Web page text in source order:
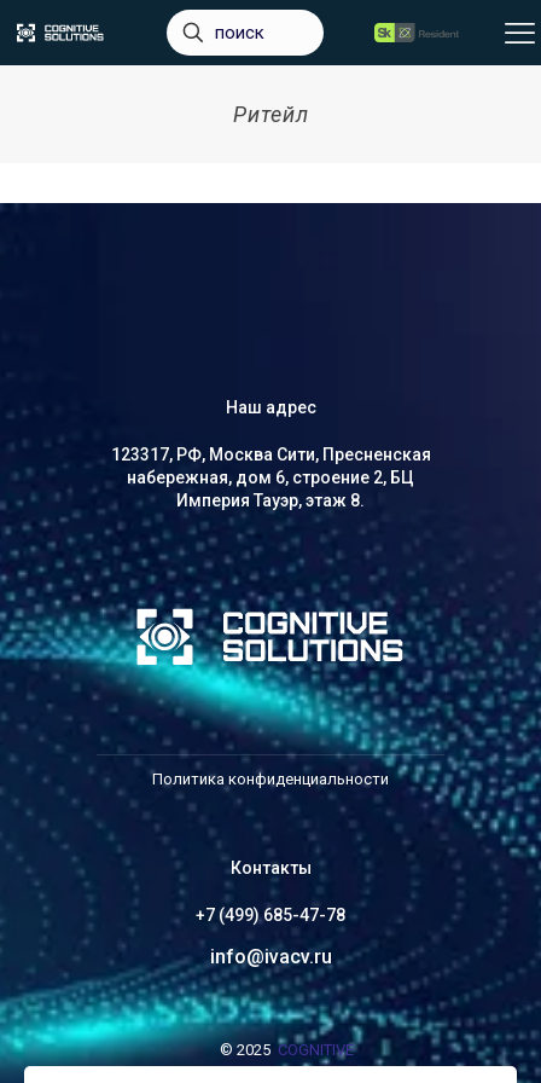
Ритейл
Наш адрес
123317, РФ, Москва Сити, Пресненская
набережная, дом 6, строение 2, БЦ
Империя Тауэр, этаж 8.
Политика конфиденциальности
Контакты
+7 (499) 685-47-78
info@ivacv.ru
© 2025 COGNITIVE
SOLUTIONS